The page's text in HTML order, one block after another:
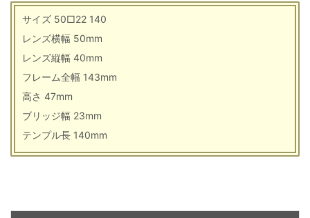
サイズ 50□22 140
レンズ横幅 50mm
レンズ縦幅 40mm
フレーム全幅 143mm
高さ 47mm
ブリッジ幅 23mm
テンプル長 140mm